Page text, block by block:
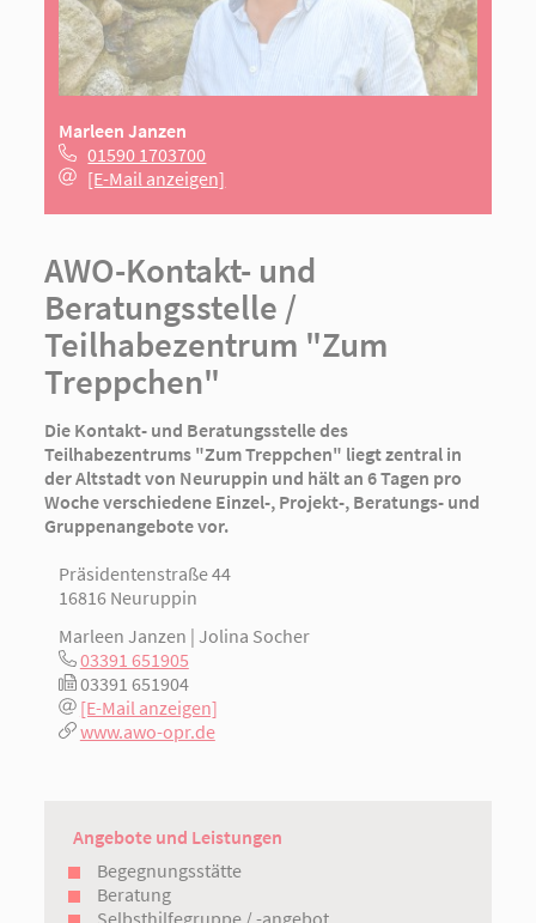
Marleen Janzen
01590 1703700
[E-Mail anzeigen]
AWO-Kontakt- und
Beratungsstelle /
Teilhabezentrum "Zum
Treppchen"
Die Kontakt- und Beratungsstelle des
Teilhabezentrums "Zum Treppchen" liegt zentral in
der Altstadt von Neuruppin und hält an 6 Tagen pro
Woche verschiedene Einzel-, Projekt-, Beratungs- und
Gruppenangebote vor.
Präsidentenstraße 44
16816 Neuruppin
Marleen Janzen | Jolina Socher
03391 651905
03391 651904
[E-Mail anzeigen]
www.awo-opr.de
Angebote und Leistungen
Begegnungsstätte
Beratung
Selbsthilfegruppe / -angebot